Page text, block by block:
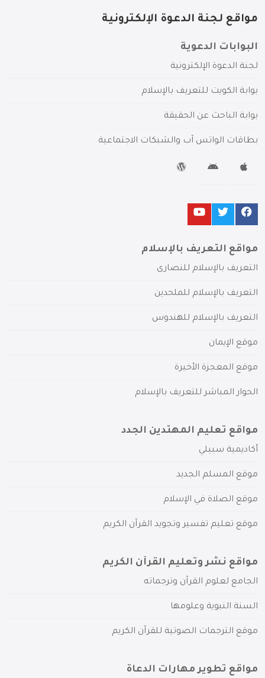
مواقع لجنة الدعوة الإلكترونية
البوابات الدعوية
لجنة الدعوة الإلكترونية
بوابة الكويت للتعريف بالإسلام
بوابة الباحث عن الحقيقة
بطاقات الواتس آب والشبكات الاجتماعية
مواقع التعريف بالإسلام
التعريف بالإسلام للنصارى
التعريف بالإسلام للملحدين
التعريف بالإسلام للهندوس
موقع الإيمان
موقع المعجزة الأخيرة
الحوار المباشر للتعريف بالإسلام
مواقع تعليم المهتدين الجدد
أكاديمية سبيلي
موقع المسلم الجديد
موقع الصلاة في الإسلام
موقع تعليم تفسير وتجويد القرآن الكريم
مواقع نشر وتعليم القرآن الكريم
الجامع لعلوم القرآن وترجماته
السنة النبوية وعلومها
موقع الترجمات الصوتية للقرآن الكريم
مواقع تطوير مهارات الدعاة